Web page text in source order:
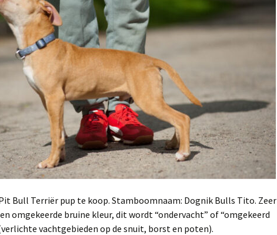
Bull Terriër pup te koop. Stamboomnaam: Dognik Bulls Tito. Zeer
omgekeerde bruine kleur, dit wordt “ondervacht” of “omgekeerd
vachtgebieden op de snuit, borst en poten).